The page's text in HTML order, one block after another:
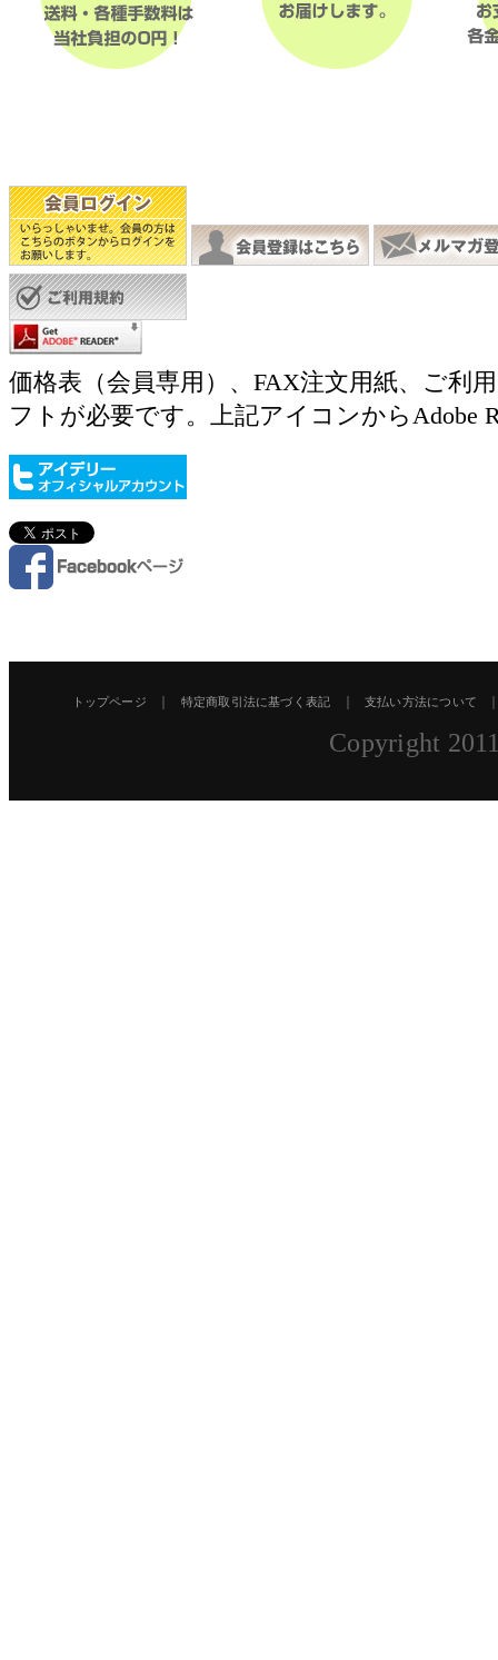
価格表（会員専用）、FAX注文用紙、ご利
フトが必要です。上記アイコンからAdobe
トップページ ｜ 特定商取引法に基づく表記 ｜ 支払い方法について
Copyright